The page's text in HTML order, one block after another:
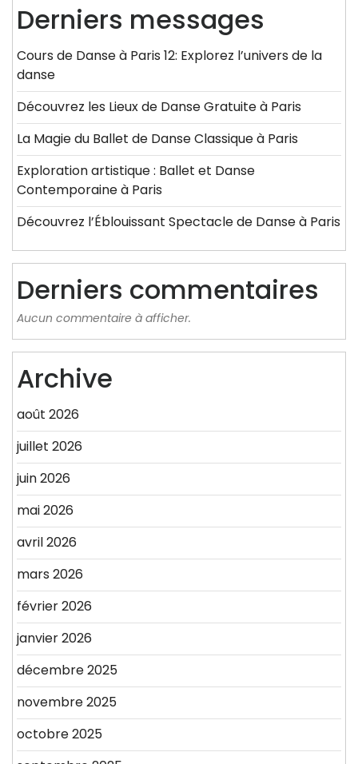
Derniers messages
Cours de Danse à Paris 12: Explorez l’univers de la
danse
Découvrez les Lieux de Danse Gratuite à Paris
La Magie du Ballet de Danse Classique à Paris
Exploration artistique : Ballet et Danse
Contemporaine à Paris
Découvrez l’Éblouissant Spectacle de Danse à Paris
Derniers commentaires
Aucun commentaire à afficher.
Archive
août 2026
juillet 2026
juin 2026
mai 2026
avril 2026
mars 2026
février 2026
janvier 2026
décembre 2025
novembre 2025
octobre 2025